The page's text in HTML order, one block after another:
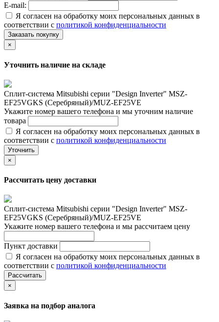
E-mail:
Я согласен на обработку моих персональных данных в
соответствии с политикой конфиденциальности
Заказать покупку
×
Уточнить наличие на складе
Сплит-система Mitsubishi серии "Design Inverter" MSZ-
EF25VGKS (Серебряный)/MUZ-EF25VE
Укажите номер вашего телефона и мы уточним наличие
товара
Я согласен на обработку моих персональных данных в
соответствии с политикой конфиденциальности
Уточнить
×
Рассчитать цену доставки
Сплит-система Mitsubishi серии "Design Inverter" MSZ-
EF25VGKS (Серебряный)/MUZ-EF25VE
Укажите номер вашего телефона и мы рассчитаем цену
Пункт доставки
Я согласен на обработку моих персональных данных в
соответствии с политикой конфиденциальности
Рассчитать
×
Заявка на подбор аналога